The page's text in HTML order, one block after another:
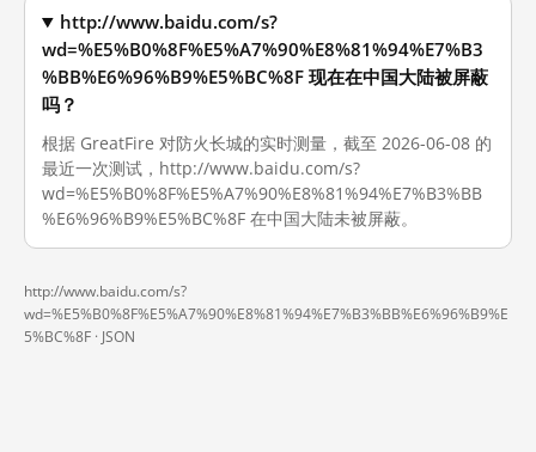
http://www.baidu.com/s?
wd=%E5%B0%8F%E5%A7%90%E8%81%94%E7%B3
%BB%E6%96%B9%E5%BC%8F 现在在中国大陆被屏蔽
吗？
根据 GreatFire 对防火长城的实时测量，截至 2026-06-08 的
最近一次测试，http://www.baidu.com/s?
wd=%E5%B0%8F%E5%A7%90%E8%81%94%E7%B3%BB
%E6%96%B9%E5%BC%8F 在中国大陆未被屏蔽。
http://www.baidu.com/s?
wd=%E5%B0%8F%E5%A7%90%E8%81%94%E7%B3%BB%E6%96%B9%E
5%BC%8F · JSON